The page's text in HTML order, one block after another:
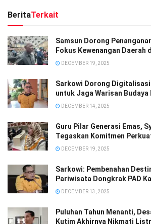
BeritaTerkait
Samsun Dorong
Fokus Kewenangan Daerah
DECEMBER 19, 2025
Sarkowi Dorong
untuk Jaga Warisan Budaya
DECEMBER 14, 2025
Guru Pilar Generasi Emas,
Tegaskan Komitmen
DECEMBER 19, 2025
Sarkowi: Pembenahan
Pariwisata Dongkrak PAD
DECEMBER 13, 2025
Puluhan Tahun Menanti,
Kutim Akhirnya Nikmati